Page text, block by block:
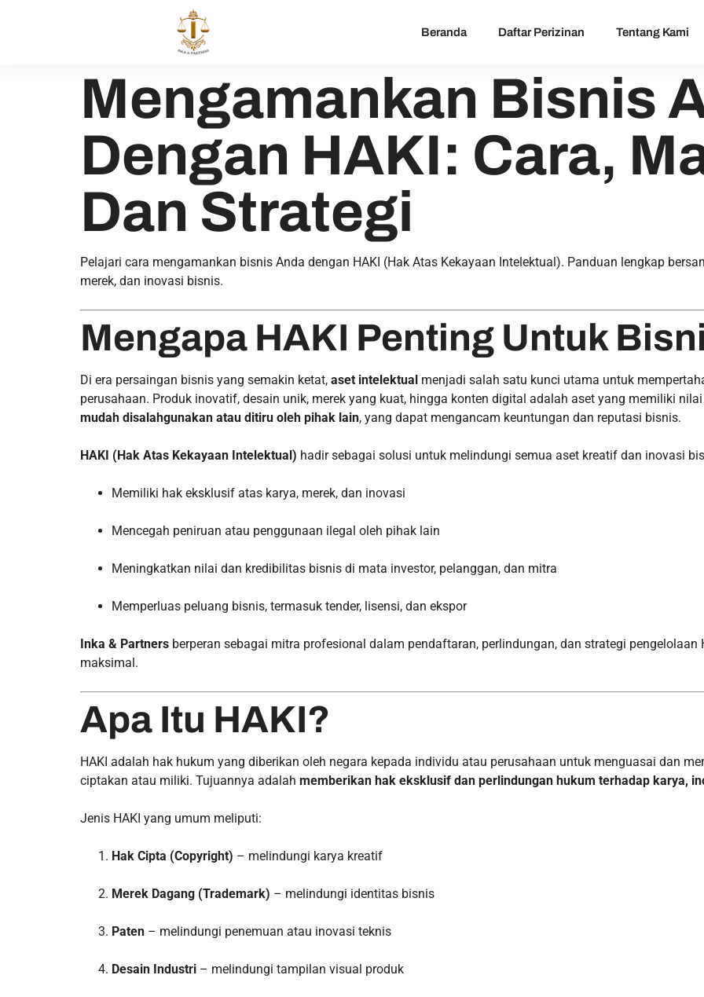
Beranda Daftar Perizinan Tentang Kami
Mengamankan Bisnis
Dengan HAKI: Cara,
Dan Strategi
Pelajari cara mengamankan bisnis Anda dengan HAKI (Hak Atas Kekayaan Intelektual). Panduan lengkap
merek, dan inovasi bisnis.
Mengapa HAKI Penting Untuk
Di era persaingan bisnis yang semakin ketat, aset intelektual menjadi salah satu kunci utama untuk
perusahaan. Produk inovatif, desain unik, merek yang kuat, hingga konten digital adalah aset yang memiliki
mudah disalahgunakan atau ditiru oleh pihak lain, yang dapat mengancam keuntungan dan reputasi bisnis.
HAKI (Hak Atas Kekayaan Intelektual) hadir sebagai solusi untuk melindungi semua aset kreatif dan inovasi
Memiliki hak eksklusif atas karya, merek, dan inovasi
Mencegah peniruan atau penggunaan ilegal oleh pihak lain
Meningkatkan nilai dan kredibilitas bisnis di mata investor, pelanggan, dan mitra
Memperluas peluang bisnis, termasuk tender, lisensi, dan ekspor
Inka & Partners berperan sebagai mitra profesional dalam pendaftaran, perlindungan, dan strategi
maksimal.
Apa Itu HAKI?
HAKI adalah hak hukum yang diberikan oleh negara kepada individu atau perusahaan untuk menguasai dan
ciptakan atau miliki. Tujuannya adalah memberikan hak eksklusif dan perlindungan hukum terhadap karya,
Jenis HAKI yang umum meliputi:
Hak Cipta (Copyright) – melindungi karya kreatif
Merek Dagang (Trademark) – melindungi identitas bisnis
Paten – melindungi penemuan atau inovasi teknis
Desain Industri – melindungi tampilan visual produk